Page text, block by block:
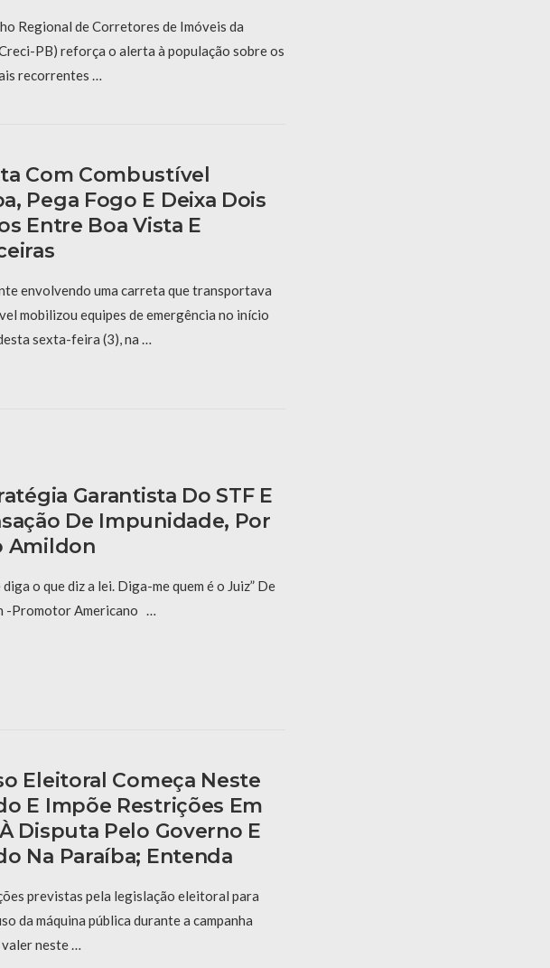
Regional de Corretores de Imóveis da
PB) reforça o alerta à população sobre os
recorrentes …
Com Combustível
Pega Fogo E Deixa Dois
Entre Boa Vista E
envolvendo uma carreta que transportava
mobilizou equipes de emergência no início
sexta-feira (3), na …
Garantista Do STF E
De Impunidade, Por
Amildon
diga o que diz a lei. Diga-me quem é o Juiz” De
-Promotor Americano …
Eleitoral Começa Neste
E Impõe Restrições Em
Disputa Pelo Governo E
Na Paraíba; Entenda
previstas pela legislação eleitoral para
da máquina pública durante a campanha
valer neste …